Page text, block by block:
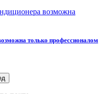
только профессионалом